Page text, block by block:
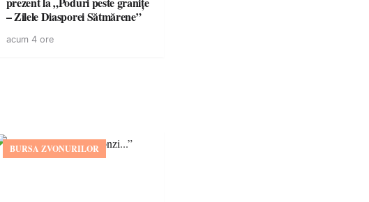
– Zilele Diasporei Sătmărene”
acum 4 ore
BURSA ZVONURILOR